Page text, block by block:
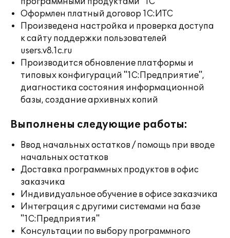
Оформлен платный договор 1С:ИТС
Произведена настройка и проверка доступа
к сайту поддержки пользователей
users.v8.1c.ru
Производится обновление платформы и
типовых конфигураций "1С:Предприятие",
диагностика состояния информационной
базы, создание архивных копий
Выполнены следующие работы:
Ввод начальных остатков / помощь при вводе
начальных остатков
Доставка программных продуктов в офис
заказчика
Индивидуальное обучение в офисе заказчика
Интеграция с другими системами на базе
"1С:Предприятия"
Консультации по выбору программного